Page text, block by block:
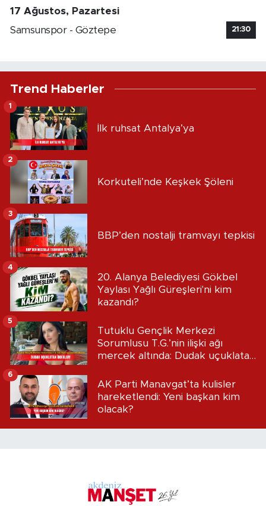
17 Ağustos, Pazartesi
Samsunspor - Göztepe
21:30
Trend Haberler
İlk ruhsat Antalya’ya
1
Korkuteli’nde Keşkek Şöleni
2
BBP’den nostalji tramvayı tepkisi
3
20. Alanya Belediyesi Gökbel
Yaylası Yağlı Güreşleri'ni kim
kazandı?
4
Tutuklu Gençlik Merkezi
Sorumlusu T.G.’nin ilişki ağı
mercek altında: Dudak uçuklatan
5
AK Parti Manavgat’ta kulisler
hareketlendi: Yeni başkan kim
olacak?
6